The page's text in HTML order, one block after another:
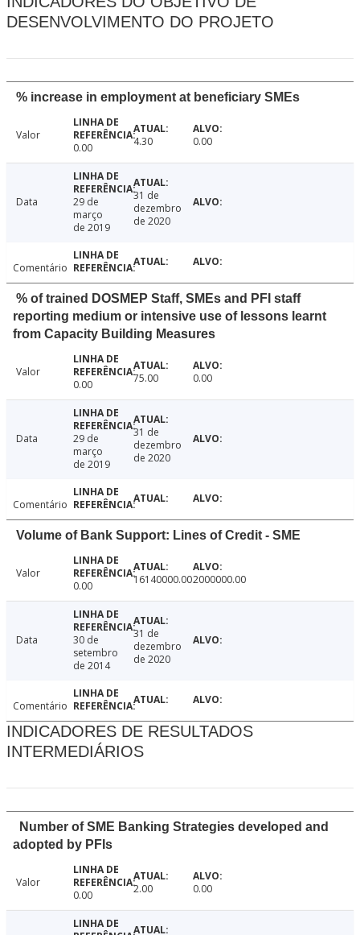
DESENVOLVIMENTO DO PROJETO
% increase in employment at beneficiary SMEs
Valor
0.00
4.30 0.00
Data
29 de
março
de 2019
31 de
dezembro
de 2020
Comentário
% of trained DOSMEP Staff, SMEs and PFI staff
reporting medium or intensive use of lessons learnt
from Capacity Building Measures
Valor
0.00
75.00 0.00
Data
29 de
março
de 2019
31 de
dezembro
de 2020
Comentário
Volume of Bank Support: Lines of Credit - SME
Valor
0.00
16140000.002000000.00
Data
30 de
setembro
de 2014
31 de
dezembro
de 2020
Comentário
INDICADORES DE RESULTADOS
INTERMEDIÁRIOS
Number of SME Banking Strategies developed and
adopted by PFIs
Valor
0.00
2.00 0.00